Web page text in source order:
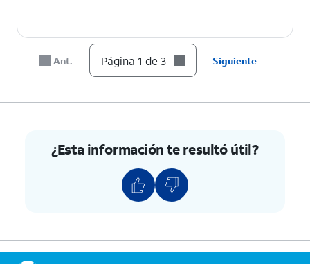
Ant. Página 1 de 3 Siguiente
¿Esta información te resultó útil?